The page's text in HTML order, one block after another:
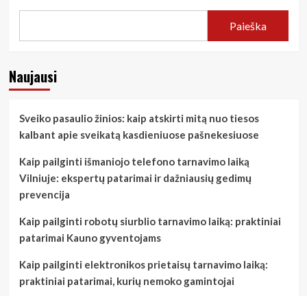
Paieška
Naujausi
Sveiko pasaulio žinios: kaip atskirti mitą nuo tiesos
kalbant apie sveikatą kasdieniuose pašnekesiuose
Kaip pailginti išmaniojo telefono tarnavimo laiką
Vilniuje: ekspertų patarimai ir dažniausių gedimų
prevencija
Kaip pailginti robotų siurblio tarnavimo laiką: praktiniai
patarimai Kauno gyventojams
Kaip pailginti elektronikos prietaisų tarnavimo laiką:
praktiniai patarimai, kurių nemoko gamintojai